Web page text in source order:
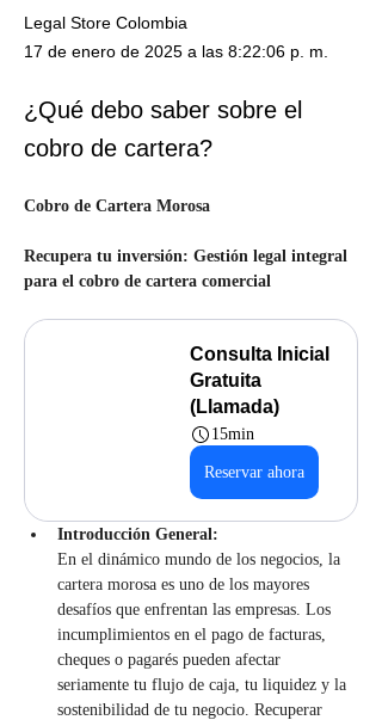
Legal Store Colombia
17 de enero de 2025 a las 8:22:06 p. m.
¿Qué debo saber sobre el
cobro de cartera?
Cobro de Cartera Morosa
Recupera tu inversión: Gestión legal integral
para el cobro de cartera comercial
Consulta Inicial
Gratuita
(Llamada)
15min
Reservar ahora
Introducción General:
En el dinámico mundo de los negocios, la
cartera morosa es uno de los mayores
desafíos que enfrentan las empresas. Los
incumplimientos en el pago de facturas,
cheques o pagarés pueden afectar
seriamente tu flujo de caja, tu liquidez y la
sostenibilidad de tu negocio. Recuperar